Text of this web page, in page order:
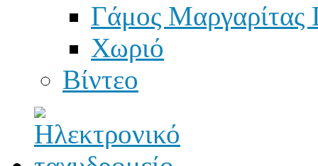
Γάμος
Χωριό
Βίντεο